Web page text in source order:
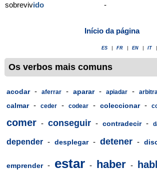
sobrevivido -
Início da página
ES FR EN IT
Os verbos mais comuns
acodar - aferrar - aparar - apiadar -
calmar - ceder - codear - coleccionar -
comer - conseguir - contradecir -
depender - desplegar - detener -
emprender - estar - haber -